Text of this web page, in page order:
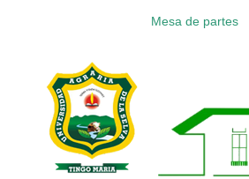
Mesa de partes